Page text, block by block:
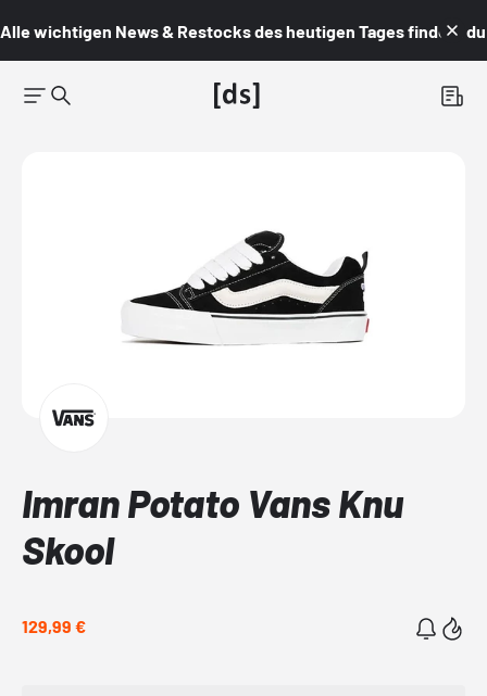
Alle wichtigen News & Restocks des heutigen Tages findest du
Imran Potato Vans Knu
Skool
129,99 €